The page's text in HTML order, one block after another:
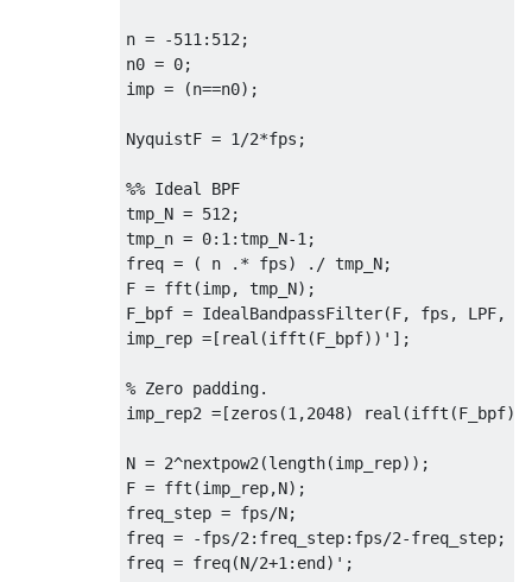
n = -511:512;
n0 = 0;
imp = (n==n0);
NyquistF = 1/2*fps;
%% Ideal BPF
tmp_N = 512;
tmp_n = 0:1:tmp_N-1;
freq = ( n .* fps) ./ tmp_N;
F = fft(imp, tmp_N);
F_bpf = IdealBandpassFilter(F, fps, LPF,
imp_rep =[real(ifft(F_bpf))'];
% Zero padding.
imp_rep2 =[zeros(1,2048)
N = 2^nextpow2(length(imp_rep));
F = fft(imp_rep,N);
freq_step = fps/N;
freq = -fps/2:freq_step:fps/2-freq_step;
freq = freq(N/2+1:end)';